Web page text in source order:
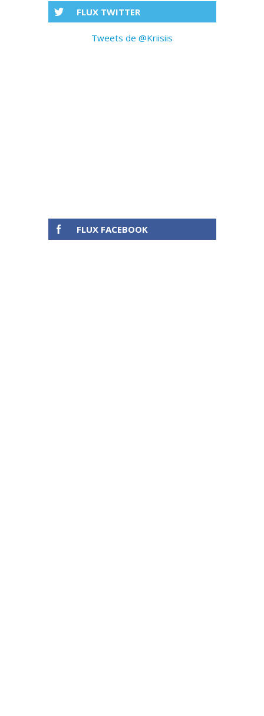
FLUX TWITTER
Tweets de @Kriisiis
FLUX FACEBOOK